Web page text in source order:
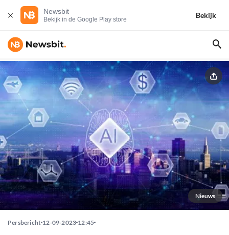
Newsbit
Bekijk in de Google Play store
Bekijk
Nieuws
Persbericht 12-09-2023 12:45